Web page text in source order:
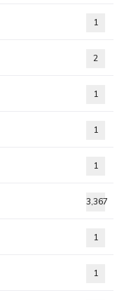
1
2
1
1
1
3,367
1
1